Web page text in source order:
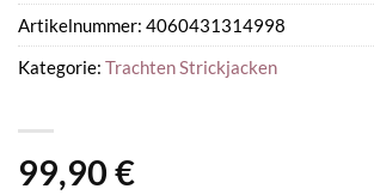
99,90 €
Artikelnummer: 4060431314998
Kategorie: Trachten Strickjacken